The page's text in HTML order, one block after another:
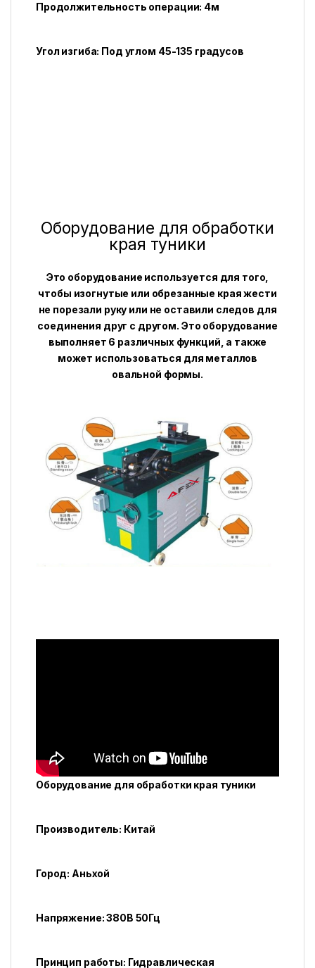
Продолжительность операции: 4м
Угол изгиба: Под углом 45-135 градусов
Оборудование для обработки
края туники
Это оборудование используется для того,
чтобы изогнутые или обрезанные края жести
не порезали руку или не оставили следов для
соединения друг с другом. Это оборудование
выполняет 6 различных функций, а также
может использоваться для металлов
овальной формы.
Оборудование для обработки края туники
Производитель: Китай
Город: Аньхой
Напряжение: 380В 50Гц
Принцип работы: Гидравлическая